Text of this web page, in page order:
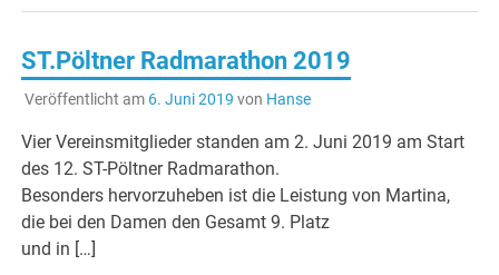
ST.Pöltner Radmarathon 2019
Veröffentlicht am 6. Juni 2019 von Hanse
Vier Vereinsmitglieder standen am 2. Juni 2019 am Start
des 12. ST-Pöltner Radmarathon.
Besonders hervorzuheben ist die Leistung von Martina,
die bei den Damen den Gesamt 9. Platz
und in […]